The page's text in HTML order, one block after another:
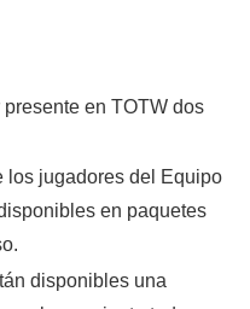
en TOTW dos
los jugadores del Equipo
en paquetes
disponibles una